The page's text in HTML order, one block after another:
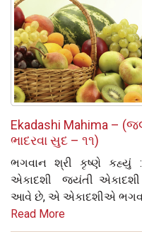
Ekadashi Mahima –
ભાદરવા સુદ – ૧૧)
ભગવાન શ્રી કૃષ્‍ણે કહ્યું
એકાદશી જયંતી એકાદશી
આવે છે, એ એકાદશીએ
Read More